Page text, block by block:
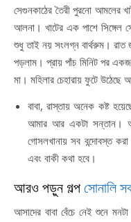
সেগুনকাঠের তৈরী পুরনো আমলের
আলনা। খাটের এক পাশে সিঙ্গেল
শুধু তাই নয় সংলগ্ন বার্থরুম। রাত
পড়লাম। প্রায় পাঁচ মিনিট পর
মা। মহিলার চেহারায় ফুটে উঠেছে
বাবা, রাস্তায় অনেক কষ্ট
আমার আর একটা সন্তান।
গোসলখানায় সব বন্দোবস্ত
এবং বাকী কথা হবে।
আরও পড়ুন গল্পসোনালি
আসাদের বাবা বেঁচে নেই শুনে